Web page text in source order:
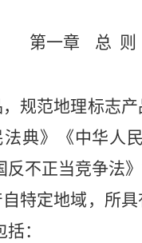
第一章 总 则
规范地理标志
法典》《中华人
反不正当竞争法
特定地域，所
：